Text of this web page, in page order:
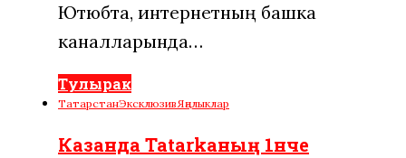
Ютюбта, интернетның башка
каналларында…
Тулырак
ТатарстанЭксклюзивЯңалыклар
Казанда Tatarkaның 1нче